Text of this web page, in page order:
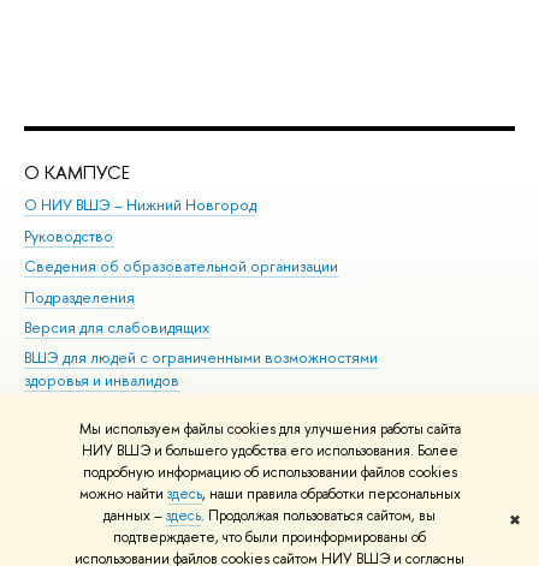
Мы используем файлы cookies для улучшения работы сайта
НИУ ВШЭ и большего удобства его использования. Более
подробную информацию об использовании файлов cookies
можно найти здесь, наши правила обработки персональных
данных –здесь. Продолжая пользоваться сайтом, вы
подтверждаете, что были проинформированы об
использовании файлов cookies сайтом НИУ ВШЭ и согласны
✖
О КАМПУСЕ
О НИУ ВШЭ – Нижний Новгород
Руководство
Сведения об образовательной организации
Подразделения
Версия для слабовидящих
ВШЭ для людей с ограниченными возможностями
здоровья и инвалидов
© НИУ ВШЭ 1993–2026 Адреса и контакты Условия использования